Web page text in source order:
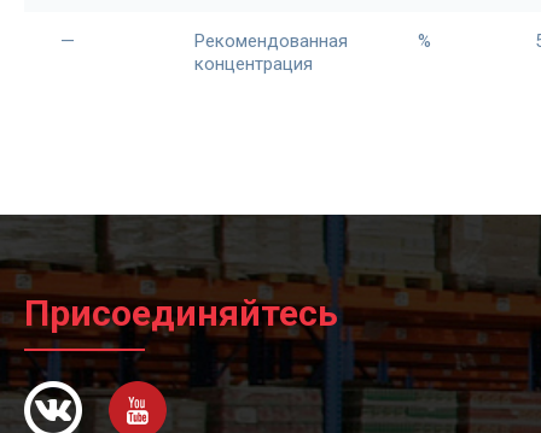
—
Рекомендованная
концентрация
%
Присоединяйтесь